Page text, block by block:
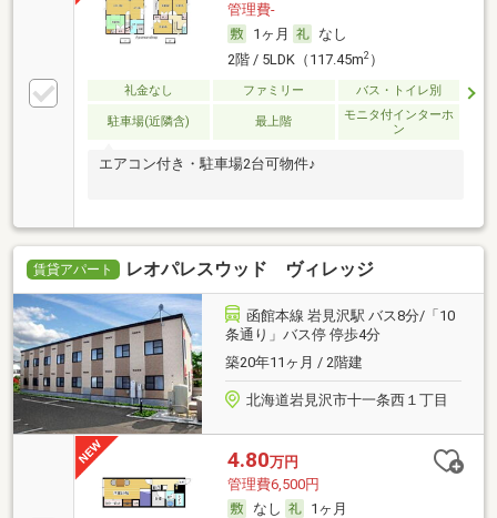
管理費-
1ヶ月
なし
2階 / 5LDK（117.45m2）
礼金なし ファミリー バス・トイレ別
駐車場(近隣含) 最上階
モニタ付インターホ
ン
エアコン付き・駐車場2台可物件♪
賃貸アパート レオパレスウッド ヴィレッジ
函館本線 岩見沢駅 バス8分/「10
条通り」バス停 停歩4分
築20年11ヶ月 / 2階建
北海道岩見沢市十一条西１丁目
4.80万円
管理費6,500円
なし
1ヶ月